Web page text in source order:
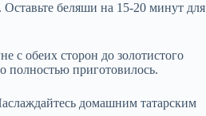
беляши на 15-20 минут для
с обеих сторон до золотистого
полностью приготовилось.
домашним татарским